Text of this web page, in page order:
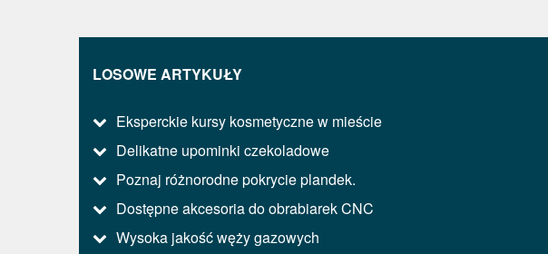
LOSOWE ARTYKUŁY
Eksperckie kursy kosmetyczne w mieście
Delikatne upominki czekoladowe
Poznaj różnorodne pokrycie plandek.
Dostępne akcesoria do obrabiarek CNC
Wysoka jakość węży gazowych